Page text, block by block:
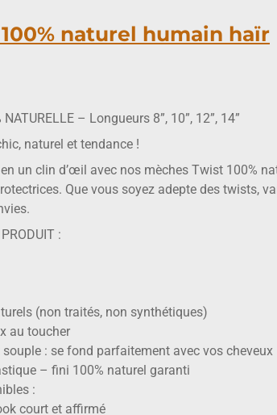
naturel humain haïr
– Longueurs 8”, 10”, 12”, 14”
naturel et tendance !
un clin d’œil avec nos mèches Twist 100%
Que vous soyez adepte des twists,
:
(non traités, non synthétiques)
au toucher
souple : se fond parfaitement avec vos cheveux
– fini 100% naturel garanti
:
court et affirmé